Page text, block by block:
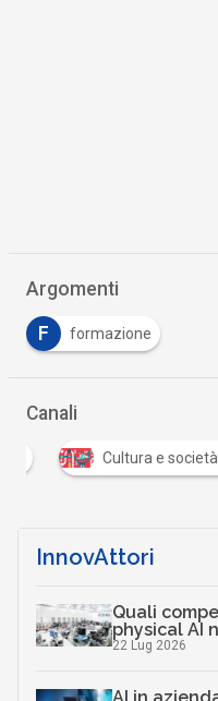
Argomenti
F formazione
Canali
Cultura e
InnovAttori
Quali
physical AI
22 Lug 2026